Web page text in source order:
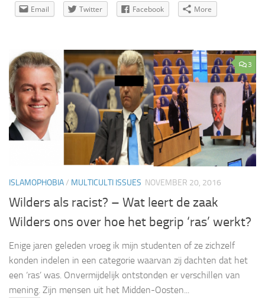
Email Twitter Facebook More
3
ISLAMOPHOBIA/ MULTICULTI ISSUES NOVEMBER 20, 2016
Wilders als racist? – Wat leert de zaak
Wilders ons over hoe het begrip ‘ras’ werkt?
Enige jaren geleden vroeg ik mijn studenten of ze zichzelf
konden indelen in een categorie waarvan zij dachten dat het
een ‘ras’ was. Onvermijdelijk ontstonden er verschillen van
mening. Zijn mensen uit het Midden-Oosten...